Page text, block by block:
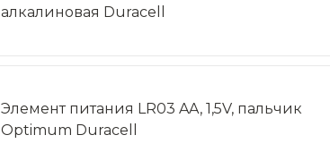
алкалиновая Duracell
Элемент питания LR03 AA, 1,5V, пальчик
Optimum Duracell